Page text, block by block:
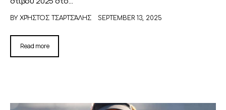
BY ΧΡΉΣΤΟΣ ΤΣΑΡΤΣΆΛΗΣ SEPTEMBER 13, 2025
Read more